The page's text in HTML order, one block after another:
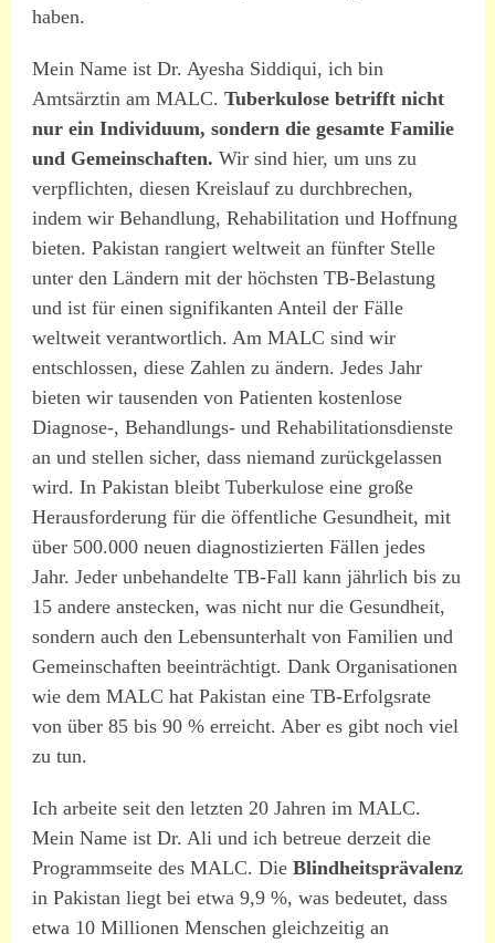
haben.
Mein Name ist Dr. Ayesha Siddiqui, ich bin
Amtsärztin am MALC. Tuberkulose betrifft nicht
nur ein Individuum, sondern die gesamte Familie
und Gemeinschaften. Wir sind hier, um uns zu
verpflichten, diesen Kreislauf zu durchbrechen,
indem wir Behandlung, Rehabilitation und Hoffnung
bieten. Pakistan rangiert weltweit an fünfter Stelle
unter den Ländern mit der höchsten TB-Belastung
und ist für einen signifikanten Anteil der Fälle
weltweit verantwortlich. Am MALC sind wir
entschlossen, diese Zahlen zu ändern. Jedes Jahr
bieten wir tausenden von Patienten kostenlose
Diagnose-, Behandlungs- und Rehabilitationsdienste
an und stellen sicher, dass niemand zurückgelassen
wird. In Pakistan bleibt Tuberkulose eine große
Herausforderung für die öffentliche Gesundheit, mit
über 500.000 neuen diagnostizierten Fällen jedes
Jahr. Jeder unbehandelte TB-Fall kann jährlich bis zu
15 andere anstecken, was nicht nur die Gesundheit,
sondern auch den Lebensunterhalt von Familien und
Gemeinschaften beeinträchtigt. Dank Organisationen
wie dem MALC hat Pakistan eine TB-Erfolgsrate
von über 85 bis 90 % erreicht. Aber es gibt noch viel
zu tun.
Ich arbeite seit den letzten 20 Jahren im MALC.
Mein Name ist Dr. Ali und ich betreue derzeit die
Programmseite des MALC. Die Blindheitsprävalenz
in Pakistan liegt bei etwa 9,9 %, was bedeutet, dass
etwa 10 Millionen Menschen gleichzeitig an